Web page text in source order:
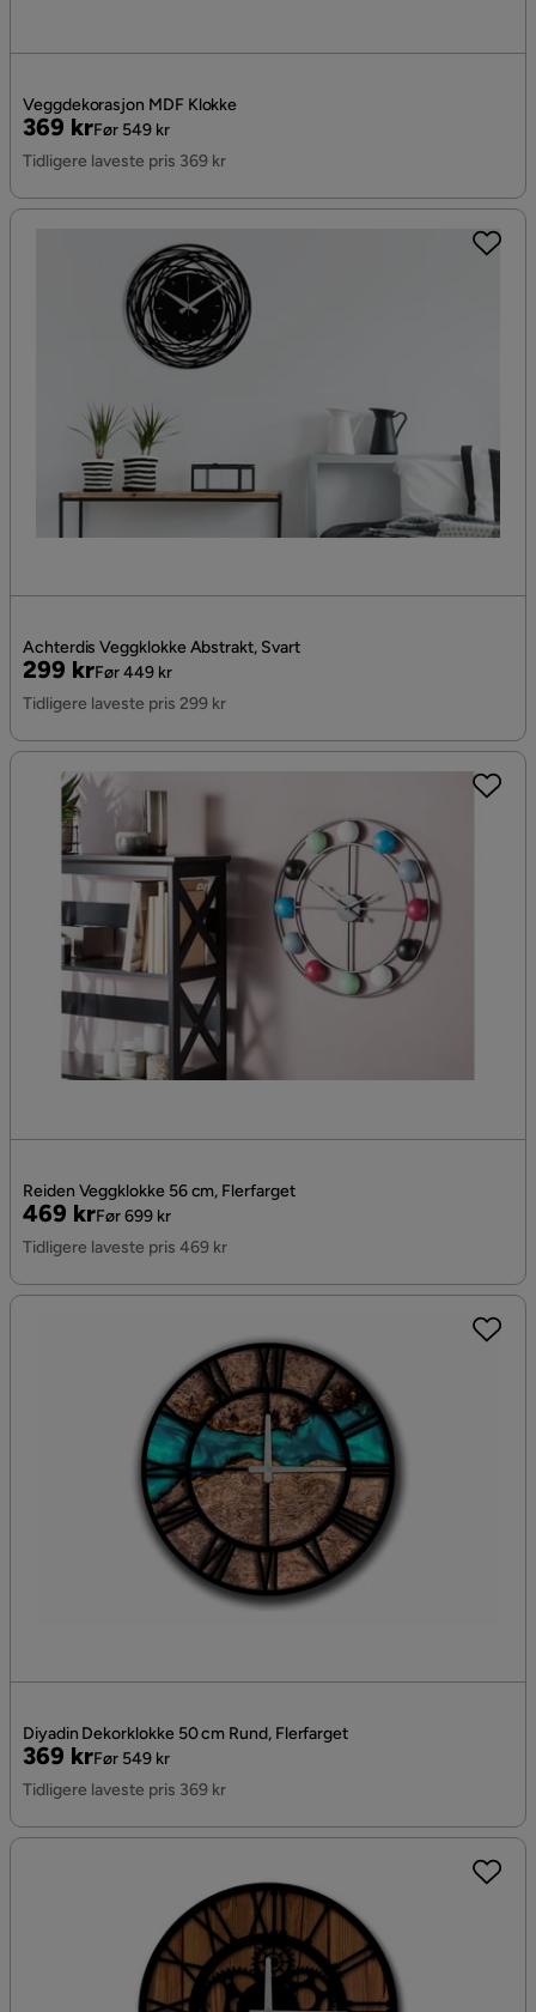
Veggdekorasjon MDF Klokke
Pris
369 kr
Original
Pris
Før 549 kr
Tidligere laveste pris 369 kr
Achterdis Veggklokke Abstrakt, Svart
Pris
299 kr
Original
Pris
Før 449 kr
Tidligere laveste pris 299 kr
Reiden Veggklokke 56 cm, Flerfarget
Pris
469 kr
Original
Pris
Før 699 kr
Tidligere laveste pris 469 kr
Diyadin Dekorklokke 50 cm Rund, Flerfarget
Pris
369 kr
Original
Pris
Før 549 kr
Tidligere laveste pris 369 kr